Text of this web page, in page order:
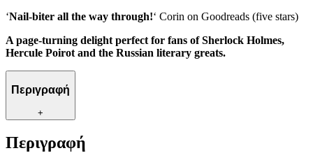
‘Nail-biter all the way through!‘ Corin on Goodreads (five stars)
A page-turning delight perfect for fans of Sherlock Holmes,
Hercule Poirot and the Russian literary greats.
Περιγραφή
+
Περιγραφή